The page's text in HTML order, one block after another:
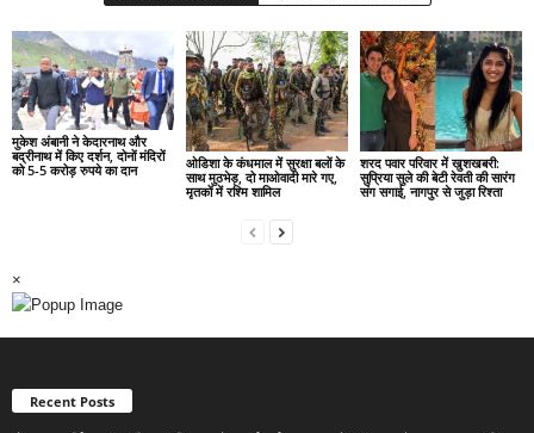
मुकेश अंबानी ने केदारनाथ और
बद्रीनाथ में किए दर्शन, दोनों मंदिरों
को 5-5 करोड़ रुपये का दान
ओडिशा के कंधमाल में सुरक्षा बलों के
साथ मुठभेड़, दो माओवादी मारे गए,
मृतकों में रश्मि शामिल
शरद पवार परिवार में खुशखबरी:
सुप्रिया सुले की बेटी रेवती की सारंग
संग सगाई, नागपुर से जुड़ा रिश्ता
×
Recent Posts